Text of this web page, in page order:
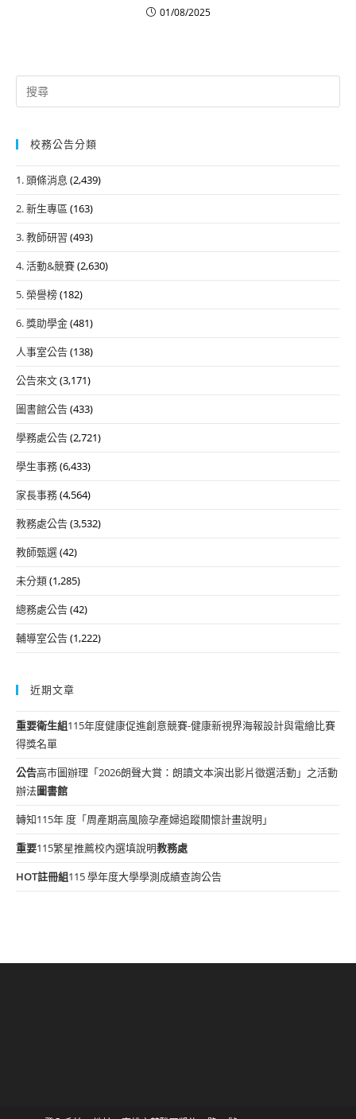
01/08/2025
Search
for:
校務公告分類
1. 頭條消息 (2,439)
2. 新生專區 (163)
3. 教師研習 (493)
4. 活動&競賽(2,630)
5. 榮譽榜(182)
6. 獎助學金(481)
人事室公告(138)
公告來文(3,171)
圖書館公告(433)
學務處公告(2,721)
學生事務(6,433)
家長事務(4,564)
教務處公告(3,532)
教師甄選(42)
未分類(1,285)
總務處公告(42)
輔導室公告(1,222)
近期文章
重要衛生組115年度健康促進創意競賽-健康新視界海報設計與電繪比賽
得獎名單
公告高市圖辦理「2026朗聲大賞：朗讀文本演出影片徵選活動」之活動
辦法圖書館
轉知115年 度「周產期高風險孕產婦追蹤關懷計畫說明」
重要115繁星推薦校內選填說明教務處
HOT註冊組115 學年度大學學測成績查詢公告